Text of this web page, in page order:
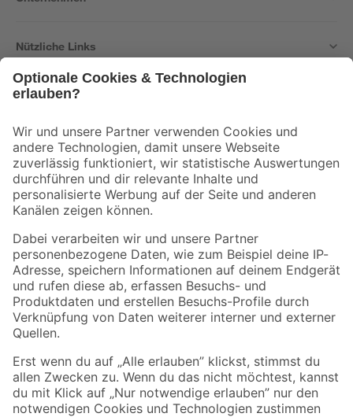
Nützliche Links
Der toom Newsletter: Keine Angebote und Aktionen mehr verpassen!
Zur Newsletter Anmeldung
Folge uns
Zahlungsarten Versandarten
Sicher einkaufen
Jetzt die toom-App herunterladen